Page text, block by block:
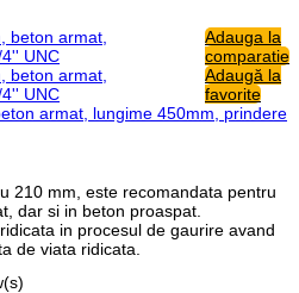
Adauga la
comparatie
Adaugă la
favorite
armat, lungime 450mm, prindere
210 mm, este recomandata pentru
dar si in beton proaspat.
in procesul de gaurire avand
de viata ridicata.